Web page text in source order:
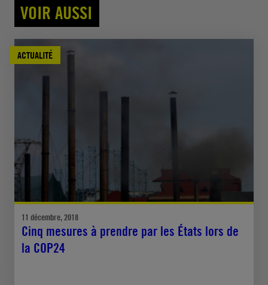
VOIR AUSSI
ACTUALITÉ
11 décembre, 2018
Cinq mesures à prendre par les États lors de
la COP24